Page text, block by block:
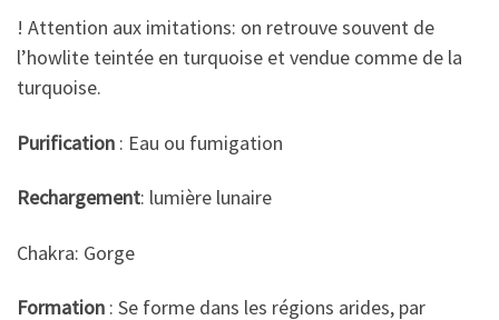
! Attention aux imitations: on retrouve souvent de
l’howlite teintée en turquoise et vendue comme de la
turquoise.
Purification : Eau ou fumigation
Rechargement: lumière lunaire
Chakra: Gorge
Formation : Se forme dans les régions arides, par